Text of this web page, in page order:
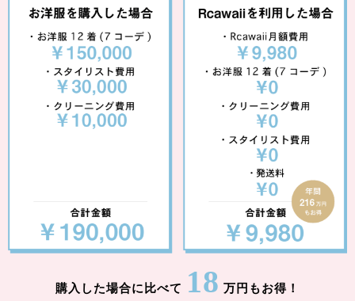
購入した場合に比べて 18 万円もお得！